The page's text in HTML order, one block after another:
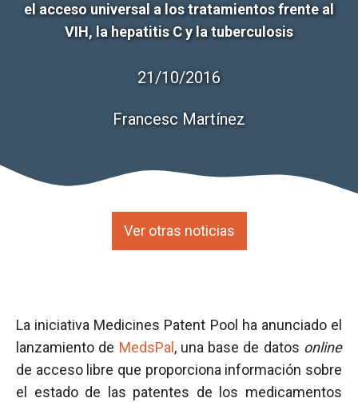
el acceso universal a los tratamientos frente al
VIH, la hepatitis C y la tuberculosis
21/10/2016
Francesc Martínez
Ver otras noticias
La iniciativa Medicines Patent Pool ha anunciado el
lanzamiento de MedsPal , una base de datos online
de acceso libre que proporciona información sobre
el estado de las patentes de los medicamentos